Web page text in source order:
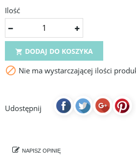
Ilość
 DODAJ DO KOSZYKA
 Nie ma wystarczającej ilości
Udostępnij
NAPISZ OPINIĘ